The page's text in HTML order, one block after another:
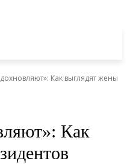
Как выглядят жены
Как